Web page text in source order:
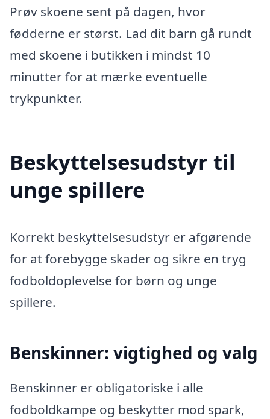
Prøv skoene sent på dagen, hvor
fødderne er størst. Lad dit barn gå rundt
med skoene i butikken i mindst 10
minutter for at mærke eventuelle
trykpunkter.
Beskyttelsesudstyr til
unge spillere
Korrekt beskyttelsesudstyr er afgørende
for at forebygge skader og sikre en tryg
fodboldoplevelse for børn og unge
spillere.
Benskinner: vigtighed og valg
Benskinner er obligatoriske i alle
fodboldkampe og beskytter mod spark,